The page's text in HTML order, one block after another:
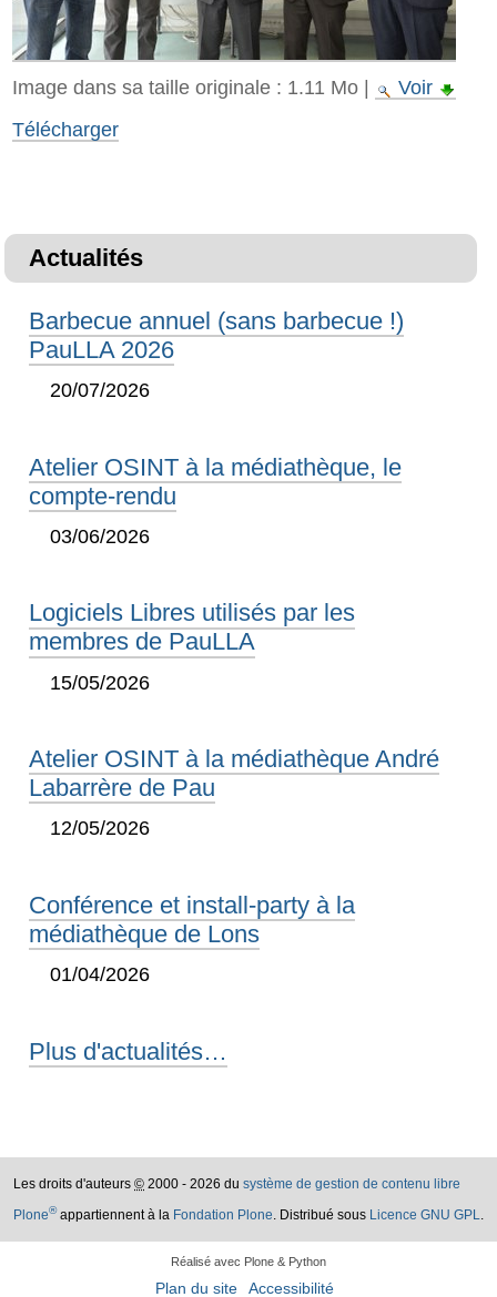
Image dans sa taille originale : 1.11 Mo|
Voir
Télécharger
Actualités
Barbecue annuel (sans barbecue !)
PauLLA 2026
20/07/2026
Atelier OSINT à la médiathèque, le
compte-rendu
03/06/2026
Logiciels Libres utilisés par les
membres de PauLLA
15/05/2026
Atelier OSINT à la médiathèque André
Labarrère de Pau
12/05/2026
Conférence et install-party à la
médiathèque de Lons
01/04/2026
Plus d'actualités…
Les droits d'auteurs © 2000 - 2026 du système de gestion de contenu libre
Plone®appartiennent à la Fondation Plone. Distribué sous Licence GNU GPL.
Réalisé avec Plone & Python
Plan du site Accessibilité